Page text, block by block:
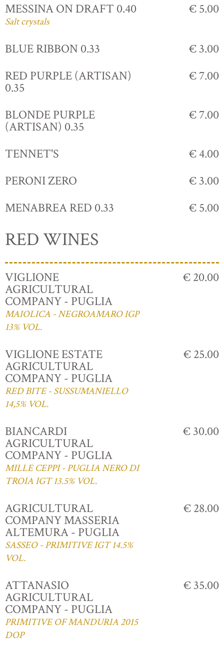
MESSINA ON DRAFT 0.40
Salt crystals
€ 5.00
BLUE RIBBON 0.33
€ 3.00
RED PURPLE (ARTISAN)
0.35
€ 7.00
BLONDE PURPLE
(ARTISAN) 0.35
€ 7.00
TENNET'S
€ 4.00
PERONI ZERO
€ 3.00
MENABREA RED 0.33
€ 5.00
RED WINES
VIGLIONE
AGRICULTURAL
COMPANY - PUGLIA
MAIOLICA - NEGROAMARO IGP
13% VOL.
€ 20.00
VIGLIONE ESTATE
AGRICULTURAL
COMPANY - PUGLIA
RED BITE - SUSSUMANIELLO
14,5% VOL.
€ 25.00
BIANCARDI
AGRICULTURAL
COMPANY - PUGLIA
MILLE CEPPI - PUGLIA NERO DI
TROIA IGT 13.5% VOL.
€ 30.00
AGRICULTURAL
COMPANY MASSERIA
ALTEMURA - PUGLIA
SASSEO - PRIMITIVE IGT 14.5%
VOL.
€ 28.00
ATTANASIO
AGRICULTURAL
COMPANY - PUGLIA
PRIMITIVE OF MANDURIA 2015
DOP
€ 35.00